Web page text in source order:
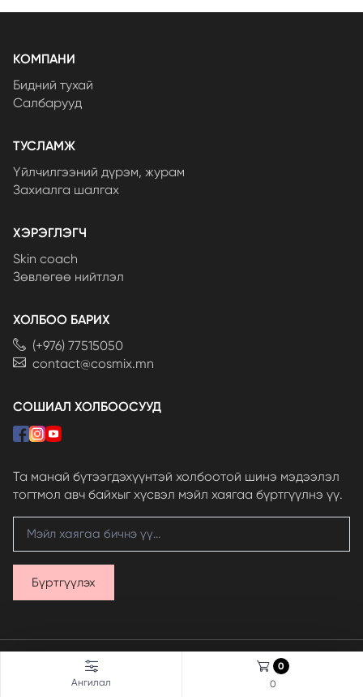
Ангилал
0
0
КОМПАНИ
Бидний тухай
Салбарууд
ТУСЛАМЖ
Үйлчилгээний дүрэм, журам
Захиалга шалгах
ХЭРЭГЛЭГЧ
Skin coach
Зөвлөгөө нийтлэл
ХОЛБОО БАРИХ
(+976) 77515050
contact@cosmix.mn
СОШИАЛ ХОЛБООСУУД
Та манай бүтээгдэхүүнтэй холбоотой шинэ мэдээлэл
тогтмол авч байхыг хүсвэл мэйл хаягаа бүртгүүлнэ үү.
Бүртгүүлэх
© 2024 Skinfood LLC, бүх эрх хуулиар хамгаалагдсан.
Вэбсайт
хөгжүүлэв.